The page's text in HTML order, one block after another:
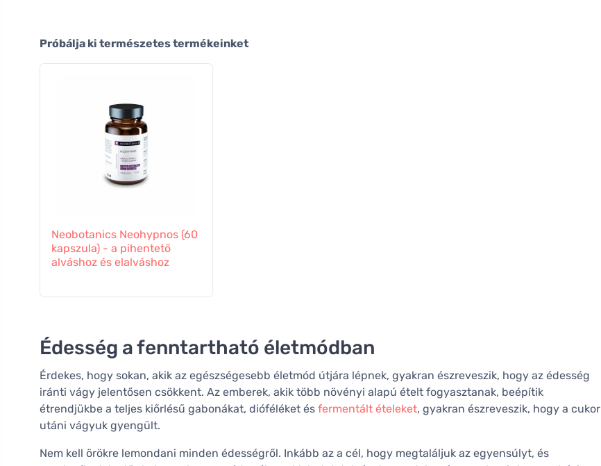
Próbálja ki természetes termékeinket
Neobotanics Neohypnos (60
kapszula) - a pihentető
alváshoz és elalváshoz
Édesség a fenntartható életmódban
Érdekes, hogy sokan, akik az egészségesebb életmód útjára lépnek, gyakran észreveszik, hogy az édesség
iránti vágy jelentősen csökkent. Az emberek, akik több növényi alapú ételt fogyasztanak, beépítik
étrendjükbe a teljes kiőrlésű gabonákat, dióféléket és fermentált ételeket, gyakran észreveszik, hogy a cukor
utáni vágyuk gyengült.
Nem kell örökre lemondani minden édességről. Inkább az a cél, hogy megtaláljuk az egyensúlyt, és